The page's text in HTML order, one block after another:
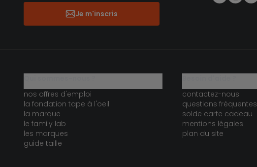
Je m'inscris
nos offres d'emploi
la fondation tape à l'oeil
la marque
le family lab
les marques
guide taille
contactez-nous
questions fréquentes
solde carte cadeau
mentions légales
plan du site